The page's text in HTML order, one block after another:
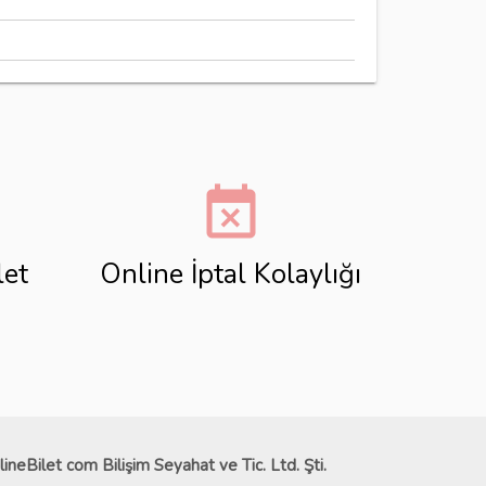
event_busy
Online İptal Kolaylığı
com Bilişim Seyahat ve Tic. Ltd. Şti.